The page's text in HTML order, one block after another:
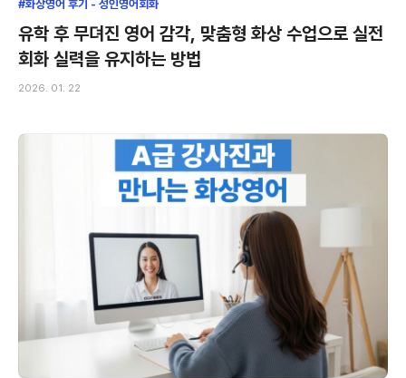
#화상영어 후기 - 성인영어회화
유학 후 무뎌진 영어 감각, 맞춤형 화상 수업으로 실전
회화 실력을 유지하는 방법
2026. 01. 22